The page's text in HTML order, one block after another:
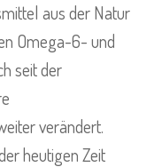
aus der Natur
Omega-6- und
seit der
verändert.
heutigen Zeit